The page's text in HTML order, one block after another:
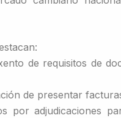
de requisitos de
de presentar
por adjudicaciones